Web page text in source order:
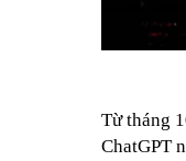
Từ tháng
ChatGPT